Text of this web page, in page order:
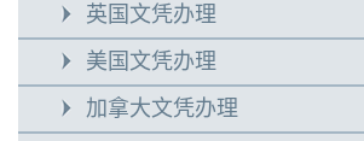
英国文凭办理
美国文凭办理
加拿大文凭办理